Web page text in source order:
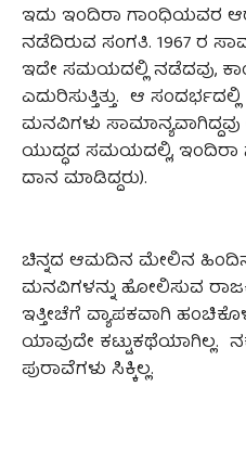
ಇದು ಇಂದಿರಾ ಗಾಂಧಿಯವರ
ನಡೆದಿರುವ ಸಂಗತಿ. 1967 ರ
ಇದೇ ಸಮಯದಲ್ಲಿ ನಡೆದವು,
ಎದುರಿಸುತ್ತಿತ್ತು. ಆ
ಮನವಿಗಳು ಸಾಮಾನ್ಯವಾಗಿದ್ದವು
ಯುದ್ಧದ ಸಮಯದಲ್ಲಿ, ಇಂದಿರಾ
ದಾನ ಮಾಡಿದ್ದರು).
ಚಿನ್ನದ ಆಮದಿನ ಮೇಲಿನ ಹಿಂದಿನ
ಮನವಿಗಳನ್ನು ಹೋಲಿಸುವ
ಇತ್ತೀಚೆಗೆ ವ್ಯಾಪಕವಾಗಿ
ಯಾವುದೇ ಕಟ್ಟುಕಥೆಯಾಗಿಲ್ಲ.
ಪುರಾವೆಗಳು ಸಿಕ್ಕಿಲ್ಲ.